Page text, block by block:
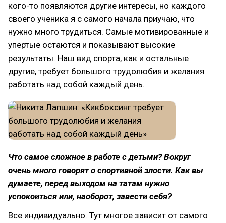
кого-то появляются другие интересы, но каждого
своего ученика я с самого начала приучаю, что
нужно много трудиться. Самые мотивированные и
упертые остаются и показывают высокие
результаты. Наш вид спорта, как и остальные
другие, требует большого трудолюбия и желания
работать над собой каждый день.
Что самое сложное в работе с детьми? Вокруг
очень много говорят о спортивной злости. Как вы
думаете, перед выходом на татам нужно
успокоиться или, наоборот, завести себя?
Все индивидуально. Тут многое зависит от самого